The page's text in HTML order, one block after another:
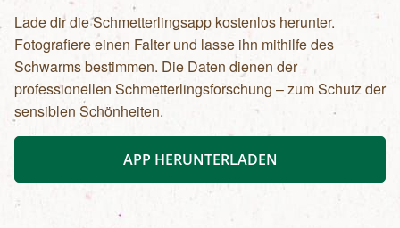
Lade dir die Schmetterlingsapp kostenlos herunter.
Fotografiere einen Falter und lasse ihn mithilfe des
Schwarms bestimmen. Die Daten dienen der
professionellen Schmetterlingsforschung – zum Schutz der
sensiblen Schönheiten.
APP HERUNTERLADEN